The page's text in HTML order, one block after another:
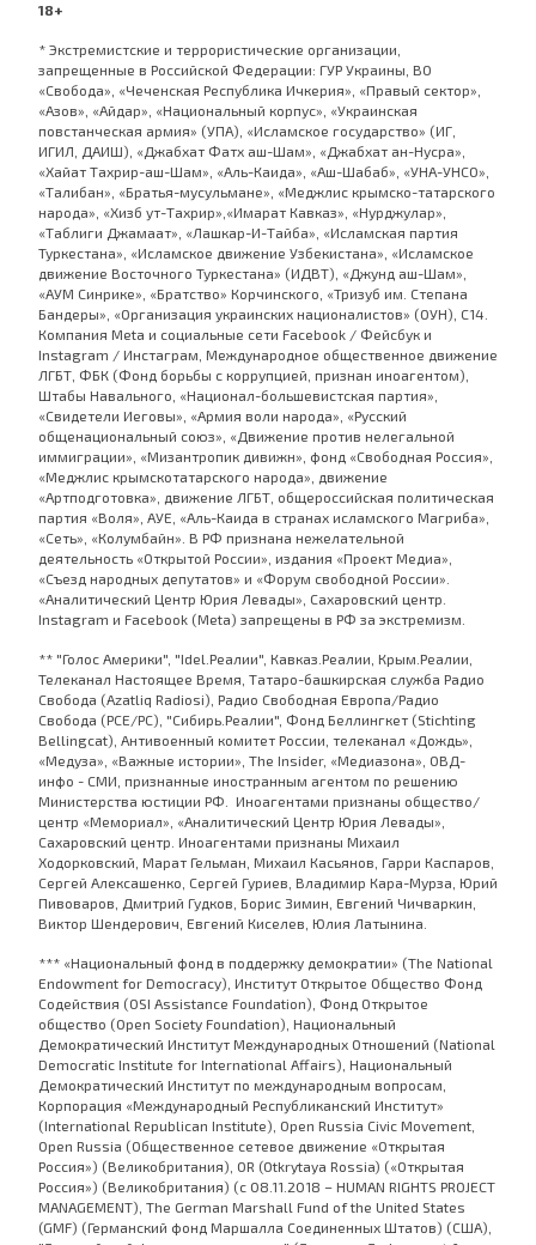
18+
* Экстремистские и террористические организации,
запрещенные в Российской Федерации: ГУР Украины, ВО
«Свобода», «Чеченская Республика Ичкерия», «Правый сектор»,
«Азов», «Айдар», «Национальный корпус», «Украинская
повстанческая армия» (УПА), «Исламское государство» (ИГ,
ИГИЛ, ДАИШ), «Джабхат Фатх аш-Шам», «Джабхат ан-Нусра»,
«Хайат Тахрир-аш-Шам», «Аль-Каида», «Аш-Шабаб», «УНА-УНСО»,
«Талибан», «Братья-мусульмане», «Меджлис крымско-татарского
народа», «Хизб ут-Тахрир»,«Имарат Кавказ», «Нурджулар»,
«Таблиги Джамаат», «Лашкар-И-Тайба», «Исламская партия
Туркестана», «Исламское движение Узбекистана», «Исламское
движение Восточного Туркестана» (ИДВТ), «Джунд аш-Шам»,
«АУМ Синрике», «Братство» Корчинского, «Тризуб им. Степана
Бандеры», «Организация украинских националистов» (ОУН), С14.
Компания Meta и социальные сети Facebook / Фейсбук и
Instagram / Инстаграм, Международное общественное движение
ЛГБТ, ФБК (Фонд борьбы с коррупцией, признан иноагентом),
Штабы Навального, «Национал-большевистская партия»,
«Свидетели Иеговы», «Армия воли народа», «Русский
общенациональный союз», «Движение против нелегальной
иммиграции», «Мизантропик дивижн», фонд «Свободная Россия»,
«Меджлис крымскотатарского народа», движение
«Артподготовка», движение ЛГБТ, общероссийская политическая
партия «Воля», АУЕ, «Аль-Каида в странах исламского Магриба»,
«Сеть», «Колумбайн». В РФ признана нежелательной
деятельность «Открытой России», издания «Проект Медиа»,
«Съезд народных депутатов» и «Форум свободной России».
«Аналитический Центр Юрия Левады», Сахаровский центр.
Instagram и Facebook (Metа) запрещены в РФ за экстремизм.
** "Голос Америки", "Idel.Реалии", Кавказ.Реалии, Крым.Реалии,
Телеканал Настоящее Время, Татаро-башкирская служба Радио
Свобода (Azatliq Radiosi), Радио Свободная Европа/Радио
Свобода (PCE/PC), "Сибирь.Реалии", Фонд Беллингкет (Stichting
Bellingcat), Антивоенный комитет России, телеканал «Дождь»,
«Медуза», «Важные истории», The Insider, «Медиазона», ОВД-
инфо - СМИ, признанные иностранным агентом по решению
Министерства юстиции РФ. Иноагентами признаны общество/
центр «Мемориал», «Аналитический Центр Юрия Левады»,
Сахаровский центр. Иноагентами признаны Михаил
Ходорковский, Марат Гельман, Михаил Касьянов, Гарри Каспаров,
Сергей Алексашенко, Сергей Гуриев, Владимир Кара-Мурза, Юрий
Пивоваров, Дмитрий Гудков, Борис Зимин, Евгений Чичваркин,
Виктор Шендерович, Евгений Киселев, Юлия Латынина.
*** «Национальный фонд в поддержку демократии» (The National
Endowment for Democracy), Институт Открытое Общество Фонд
Содействия (OSI Assistance Foundation), Фонд Открытое
общество (Open Society Foundation), Национальный
Демократический Институт Международных Отношений (National
Democratic Institute for International Affairs), Национальный
Демократический Институт по международным вопросам,
Корпорация «Международный Республиканский Институт»
(International Republican Institute), Open Russia Civic Movement,
Open Russia (Общественное сетевое движение «Открытая
Россия») (Великобритания), OR (Otkrytaya Rossia) («Открытая
Россия») (Великобритания) (с 08.11.2018 – HUMAN RIGHTS PROJECT
MANAGEMENT), The German Marshall Fund of the United States
(GMF) (Германский фонд Маршалла Соединенных Штатов) (США),